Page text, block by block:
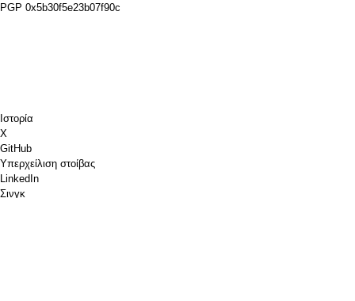
PGP 0x5b30f5e23b07f90c
Ιστορία
Χ
GitHub
Υπερχείλιση στοίβας
LinkedIn
Σινγκ